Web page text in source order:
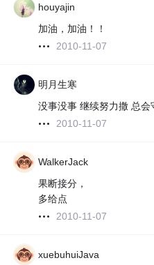
houyajin
加油，加油！！
2010-11-07
明月生寒
没事没事 继续努力撒 总会
2010-11-07
WalkerJack
果断接分，
多给点
2010-11-07
xuebuhuiJava